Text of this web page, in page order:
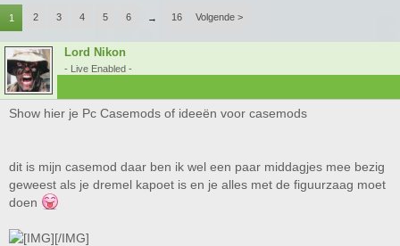
1 2 3 4 5 6 → 16 Volgende >
Lord Nikon
- Live Enabled -
Show hier je Pc Casemods of ideeën voor casemods
dit is mijn casemod daar ben ik wel een paar middagjes mee bezig
geweest als je dremel kapoet is en je alles met de figuurzaag moet
doen
[/IMG]